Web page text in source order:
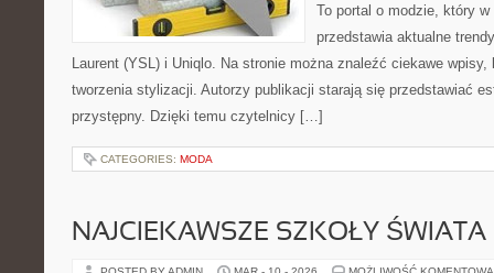
To portal o modzie, który
przedstawia aktualne
Laurent (YSL) i Uniqlo. Na stronie można znaleźć ciekawe
tworzenia stylizacji. Autorzy publikacji starają się przedstawiać
przystępny. Dzięki temu czytelnicy […]
CATEGORIES: MODA
NAJCIEKAWSZE SZKOŁY ŚWIATA